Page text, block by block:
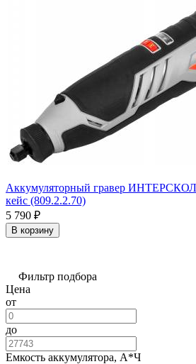
Аккумуляторный гравер
кейс (809.2.2.70)
5 790 ₽
В корзину
Фильтр подбора
Цена
от
до
Емкость аккумулятора, А*Ч